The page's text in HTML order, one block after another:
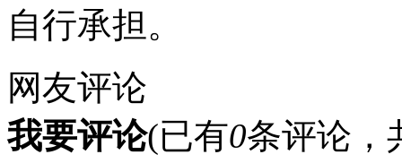
自行承担。
网友评论
我要评论(已有0条评论，